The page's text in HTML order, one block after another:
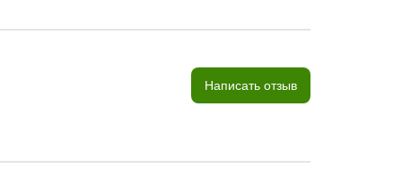
Написать отзыв